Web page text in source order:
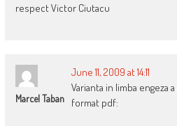
respect Victor Ciutacu
Marcel Taban
June 11, 2009 at 14:11
Varianta in limba engeza a
format pdf: